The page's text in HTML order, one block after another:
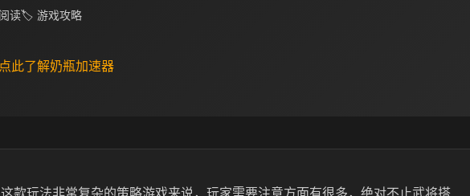
读🏷 游戏攻略
此了解奶瓶加速器
款玩法非常复杂的策略游戏来说，玩家需要注意方面有很多，绝对不止武将搭